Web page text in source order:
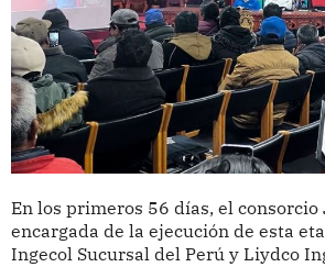
En los primeros 56 días, el consorcio
encargada de la ejecución de esta
Ingecol Sucursal del Perú y Liydco